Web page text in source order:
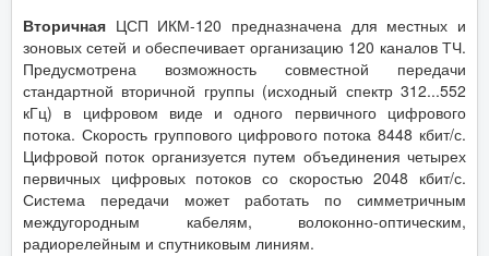
Вторичная ЦСП ИКМ-120 предназначена для местных и
зоновых сетей и обеспечивает организацию 120 каналов ТЧ.
Предусмотрена возможность совместной передачи
стандартной вторичной группы (исходный спектр 312...552
кГц) в цифровом виде и одного первичного цифрового
потока. Скорость группового цифрового потока 8448 кбит/с.
Цифровой поток организуется путем объединения четырех
первичных цифровых потоков со скоростью 2048 кбит/с.
Система передачи может работать по симметричным
междугородным кабелям, волоконно-оптическим,
радиорелейным и спутниковым линиям.